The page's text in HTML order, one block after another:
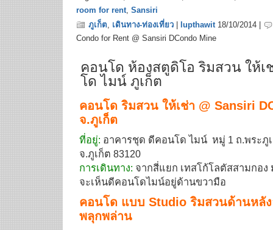
room for rent, Sansiri
ภูเก็ต, เดินทาง-ท่องเที่ยว lupthawit18/10/2014 |
Condo for Rent @ Sansiri DCondo Mine
คอนโด ห้องสตูดิโอ ริมสวน ให้
โด ไมน์ ภูเก็ต
คอนโด ริมสวน ให้เช่า @ Sansiri
จ.ภูเก็ต
ที่อยู่: อาคารชุด ดีคอนโด ไมน์ หมู่ 1 ถ.พระภู
จ.ภูเก็ต 83120
การเดินทาง: จากสี่แยก เทสโก้โลตัสสามกอง
จะเห็นดีคอนโดไมน์อยู่ด้านขวามือ
คอนโด แบบ Studio ริมสวนด้านหลัง
พลุกพล่าน